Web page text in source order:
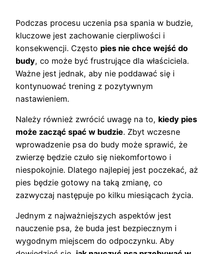
Podczas procesu uczenia psa spania w budzie,
kluczowe jest zachowanie cierpliwości i
konsekwencji. Często pies nie chce wejść do
budy, co może być frustrujące dla właściciela.
Ważne jest jednak, aby nie poddawać się i
kontynuować trening z pozytywnym
nastawieniem.
Należy również zwrócić uwagę na to, kiedy pies
może zacząć spać w budzie. Zbyt wczesne
wprowadzenie psa do budy może sprawić, że
zwierzę będzie czuło się niekomfortowo i
niespokojnie. Dlatego najlepiej jest poczekać, aż
pies będzie gotowy na taką zmianę, co
zazwyczaj następuje po kilku miesiącach życia.
Jednym z najważniejszych aspektów jest
nauczenie psa, że buda jest bezpiecznym i
wygodnym miejscem do odpoczynku. Aby